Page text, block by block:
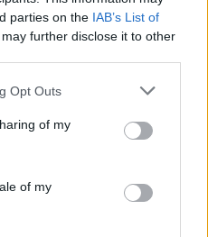
parties on the IAB’s List of
further disclose it to other
uses one or more Google
behaviour. You may click to
and its third-party tags to
purposes in below Google
Opt Outs
of my
of my